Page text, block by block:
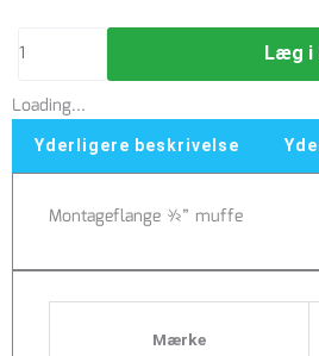
muffe
antal
Læg i
Loading...
Yderligere beskrivelse
Montageflange ½” muffe
Mærke